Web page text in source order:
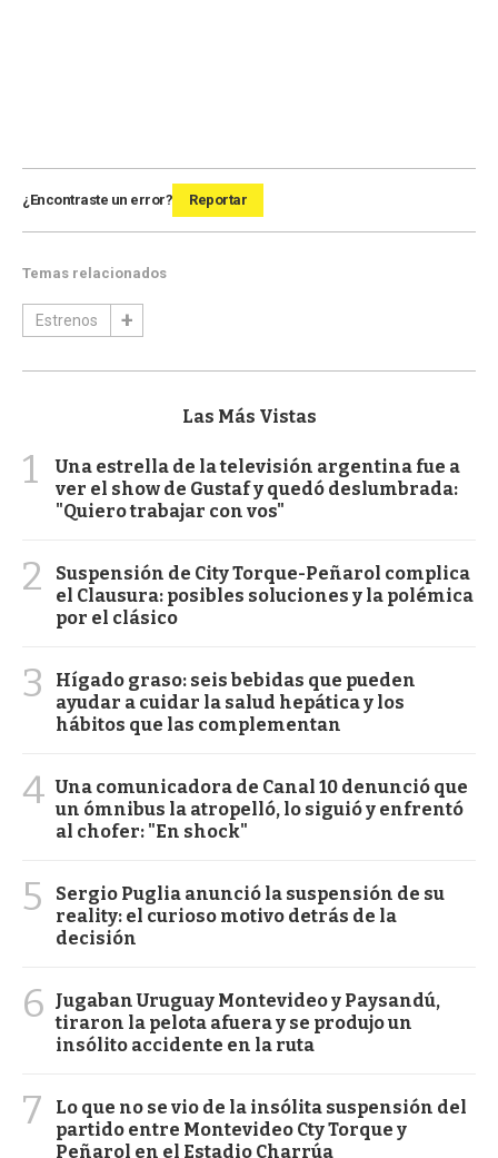
¿Encontraste un error? Reportar
Temas relacionados
Estrenos
Las Más Vistas
1
Una estrella de la televisión argentina fue a
ver el show de Gustaf y quedó deslumbrada:
"Quiero trabajar con vos"
2
Suspensión de City Torque-Peñarol complica
el Clausura: posibles soluciones y la polémica
por el clásico
3
Hígado graso: seis bebidas que pueden
ayudar a cuidar la salud hepática y los
hábitos que las complementan
4 Una comunicadora de Canal 10 denunció que
un ómnibus la atropelló, lo siguió y enfrentó
al chofer: "En shock"
5
Sergio Puglia anunció la suspensión de su
reality: el curioso motivo detrás de la
decisión
6
Jugaban Uruguay Montevideo y Paysandú,
tiraron la pelota afuera y se produjo un
insólito accidente en la ruta
7
Lo que no se vio de la insólita suspensión del
partido entre Montevideo Cty Torque y
Peñarol en el Estadio Charrúa